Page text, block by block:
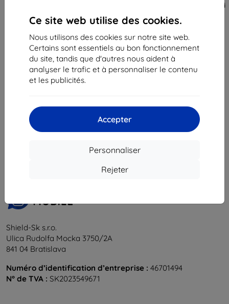
Ce site web utilise des cookies.
Nous utilisons des cookies sur notre site web.
Certains sont essentiels au bon fonctionnement
du site, tandis que d'autres nous aident à
analyser le trafic et à personnaliser le contenu
et les publicités.
Accepter
Personnaliser
Rejeter
39,90 €
23,30 €
Dernier article en stock
Coque Beeyo Spark pour Huawei
9,90 €
6,22 €
En stock 2 pièces
du total
Shield-Sk s.r.o.
Ulica Rudolfa Mocka 3750/2A
841 04 Bratislava
Numéro d’identification d’entreprise : 46701494
N° de TVA : SK2023549671